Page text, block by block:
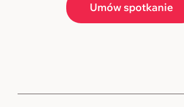
Umów spotkanie